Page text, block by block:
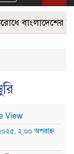
navigation
বাংলাদেশের
View
২:০০ অপরাহ্ন